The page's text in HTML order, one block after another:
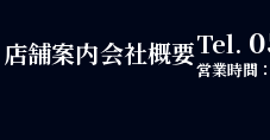
店舗案内会社概要Tel.
営業時間：